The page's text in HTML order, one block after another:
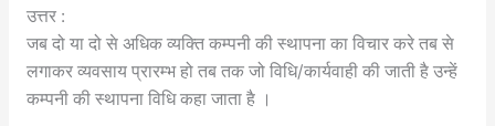
उत्तर :
जब दो या दो से अधिक व्यक्ति कम्पनी की स्थापना का विचार करे तब से
लगाकर व्यवसाय प्रारम्भ हो तब तक जो विधि/कार्यवाही की जाती है उन्हें
कम्पनी की स्थापना विधि कहा जाता है ।